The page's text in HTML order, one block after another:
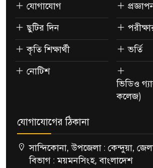
যোগাযোগ
ছুটির দিন
কৃতি শিক্ষার্থী
নোটিশ
ভর্তি
ভিডিও
কলেজ)
যোগাযোগের ঠিকানা
সান্দিকোনা, উপজেলা : কেন্দুয়া,
বিভাগ : ময়মনসিংহ, বাংলাদেশ